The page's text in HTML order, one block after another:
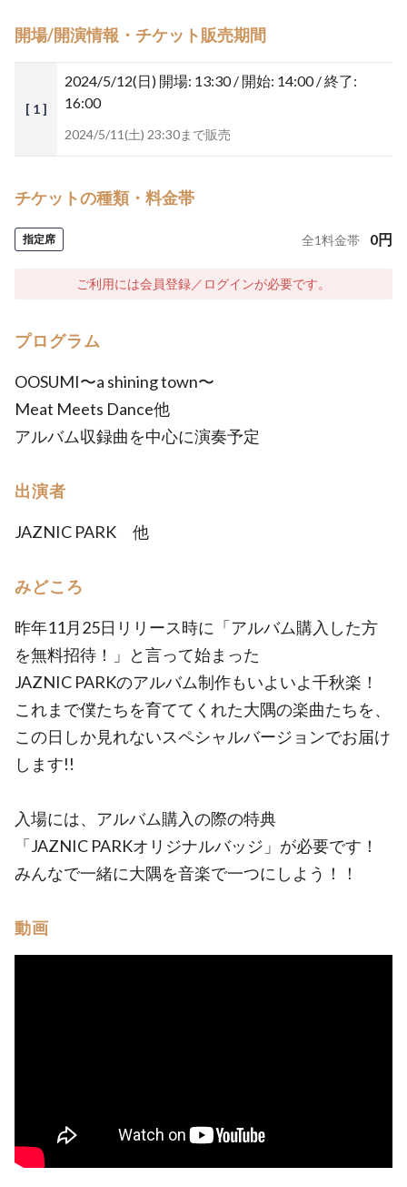
開場/開演情報・チケット販売期間
[ 1 ]
2024/5/12(日) 開場: 13:30 / 開始: 14:00 / 終了:
16:00
2024/5/11(土) 23:30まで販売
チケットの種類・料金帯
指定席 全1料金帯 0円
ご利用には会員登録／ログインが必要です。
プログラム
OOSUMI〜a shining town〜
Meat Meets Dance他
アルバム収録曲を中心に演奏予定
出演者
JAZNIC PARK 他
みどころ
昨年11月25日リリース時に「アルバム購入した方
を無料招待！」と言って始まった
JAZNIC PARKのアルバム制作もいよいよ千秋楽！
これまで僕たちを育ててくれた大隅の楽曲たちを、
この日しか見れないスペシャルバージョンでお届け
します!!
入場には、アルバム購入の際の特典
「JAZNIC PARKオリジナルバッジ」が必要です！
みんなで一緒に大隅を音楽で一つにしよう！！
動画